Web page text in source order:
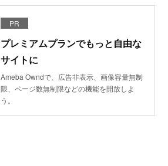
PR
プレミアムプランでもっと自由な
サイトに
Ameba Owndで、広告非表示、画像容量無制
限、ページ数無制限などの機能を開放しよ
う。